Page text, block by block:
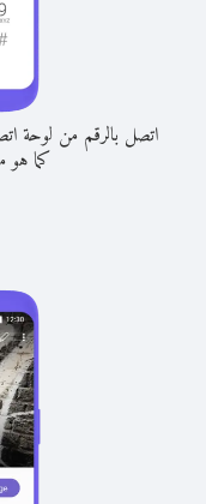
اتصل بالرقم من لوحة
كما هو